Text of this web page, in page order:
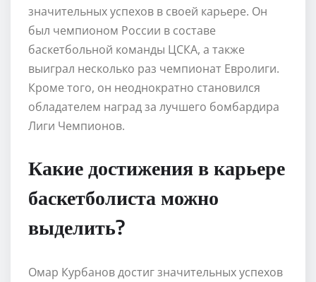
значительных успехов в своей карьере. Он
был чемпионом России в составе
баскетбольной команды ЦСКА, а также
выиграл несколько раз чемпионат Евролиги.
Кроме того, он неоднократно становился
обладателем наград за лучшего бомбардира
Лиги Чемпионов.
Какие достижения в карьере
баскетболиста можно
выделить?
Омар Курбанов достиг значительных успехов